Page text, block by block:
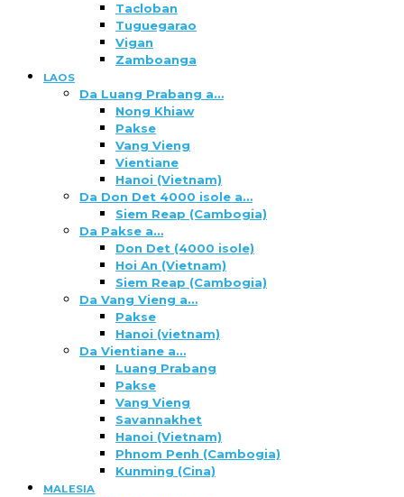
Tacloban
Tuguegarao
Vigan
Zamboanga
LAOS
Da Luang Prabang a…
Nong Khiaw
Pakse
Vang Vieng
Vientiane
Hanoi (Vietnam)
Da Don Det 4000 isole a…
Siem Reap (Cambogia)
Da Pakse a…
Don Det (4000 isole)
Hoi An (Vietnam)
Siem Reap (Cambogia)
Da Vang Vieng a…
Pakse
Hanoi (vietnam)
Da Vientiane a…
Luang Prabang
Pakse
Vang Vieng
Savannakhet
Hanoi (Vietnam)
Phnom Penh (Cambogia)
Kunming (Cina)
MALESIA